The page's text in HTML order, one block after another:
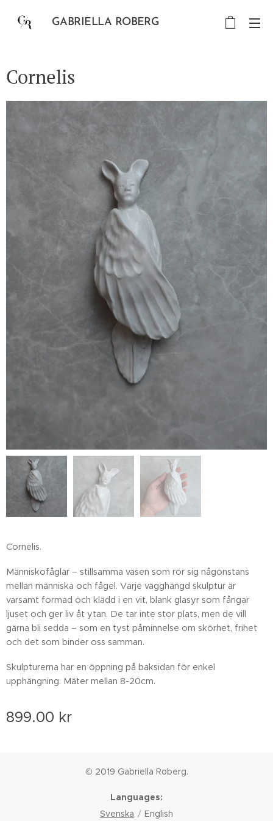
GABRIELLA ROBERG
Cornelis
Cornelis.
Människofåglar – stillsamma väsen som rör sig någonstans
mellan människa och fågel. Varje vägghängd skulptur är
varsamt formad och klädd i en vit, blank glasyr som fångar
ljuset och ger liv åt ytan. De tar inte stor plats, men de vill
gärna bli sedda – som en tyst påminnelse om skörhet, frihet
och det som binder oss samman.
Skulpturerna har en öppning på baksidan för enkel
upphängning. Mäter mellan 8-20cm.
899.00 kr
© 2019 Gabriella Roberg.
Languages
Svenska
English